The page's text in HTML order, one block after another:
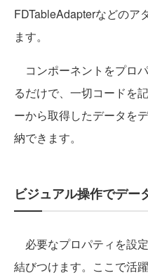
FDTableAdapterなどのア
ます。
コンポーネントをプロ
るだけで、一切コードを
ーから取得したデータを
納できます。
ビジュアル操作でデー
必要なプロパティを設
結びつけます。ここで活